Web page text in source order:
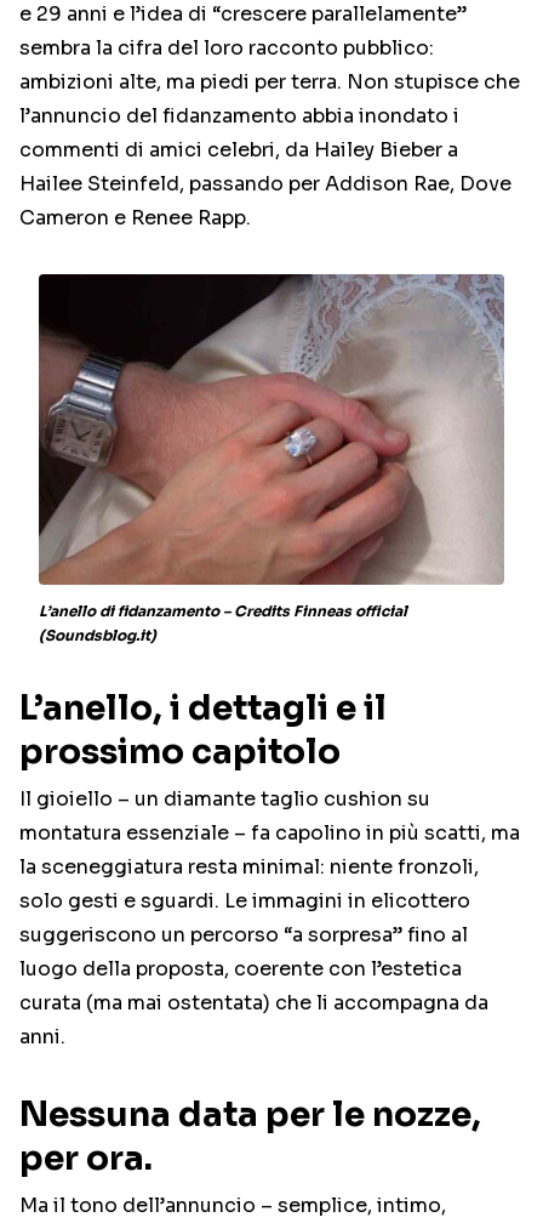
e 29 anni e l’idea di “crescere parallelamente”
sembra la cifra del loro racconto pubblico:
ambizioni alte, ma piedi per terra. Non stupisce che
l’annuncio del fidanzamento abbia inondato i
commenti di amici celebri, da Hailey Bieber a
Hailee Steinfeld, passando per Addison Rae, Dove
Cameron e Renee Rapp.
L’anello di fidanzamento – Credits Finneas official
(Soundsblog.it)
L’anello, i dettagli e il
prossimo capitolo
Il gioiello – un diamante taglio cushion su
montatura essenziale – fa capolino in più scatti, ma
la sceneggiatura resta minimal: niente fronzoli,
solo gesti e sguardi. Le immagini in elicottero
suggeriscono un percorso “a sorpresa” fino al
luogo della proposta, coerente con l’estetica
curata (ma mai ostentata) che li accompagna da
anni.
Nessuna data per le nozze,
per ora.
Ma il tono dell’annuncio – semplice, intimo,